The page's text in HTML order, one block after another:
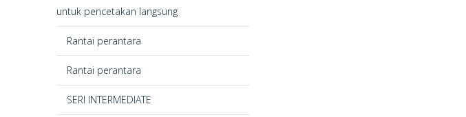
untuk pencetakan langsung
Rantai perantara
Rantai perantara
SERI INTERMEDIATE